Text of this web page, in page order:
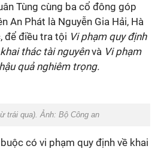
Tùng cùng ba cổ đông góp
An Phát là Nguyễn Gia Hải, Hà
để điều tra tội Vi phạm quy định
thác tài nguyênvà Vi phạm
quả nghiêm trọng.
trái qua). Ảnh: Bộ Công an
có vi phạm quy định về khai